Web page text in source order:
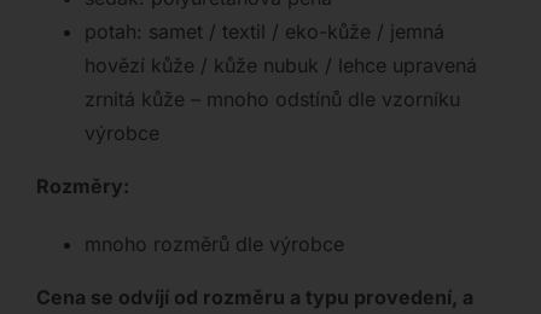
potah: samet / textil / eko-kůže / jemná
hovězí kůže / kůže nubuk / lehce upravená
zrnitá kůže – mnoho odstínů dle vzorníku
výrobce
Rozměry:
mnoho rozměrů dle výrobce
Cena se odvíjí od rozměru a typu provedení, a